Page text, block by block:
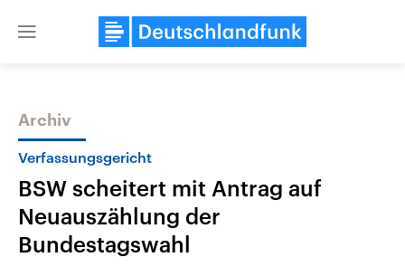
Close
Themen
Archiv
Verfassungsgericht
BSW scheitert mit Antrag auf
Neuauszählung der
Bundestagswahl